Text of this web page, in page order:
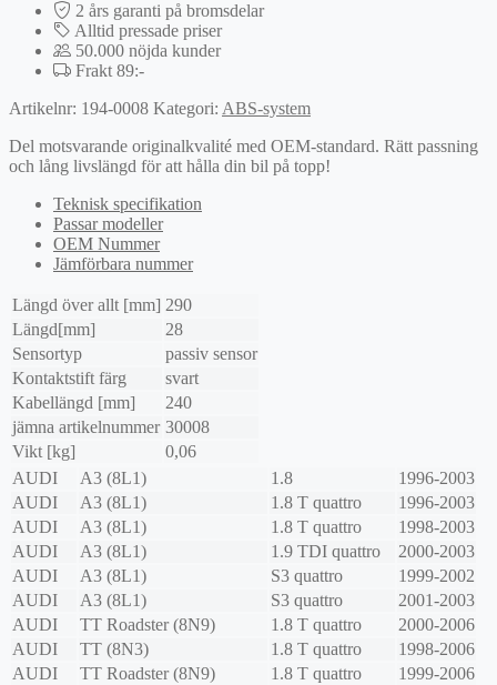
2 års garanti på bromsdelar
Alltid pressade priser
50.000 nöjda kunder
Frakt 89:-
Artikelnr: 194-0008 Kategori: ABS-system
Del motsvarande originalkvalité med OEM-standard. Rätt passning
och lång livslängd för att hålla din bil på topp!
Teknisk specifikation
Passar modeller
OEM Nummer
Jämförbara nummer
Längd över allt [mm] 290
Längd[mm]
28
Sensortyp
passiv sensor
Kontaktstift färg
svart
Kabellängd [mm]
240
jämna artikelnummer 30008
Vikt [kg]
0,06
AUDI
A3 (8L1) 1.8
1996-2003
AUDI
A3 (8L1) 1.8 T quattro
1996-2003
AUDI
A3 (8L1) 1.8 T quattro
1998-2003
AUDI
A3 (8L1) 1.9 TDI quattro
2000-2003
AUDI
A3 (8L1) S3 quattro
1999-2002
AUDI
A3 (8L1) S3 quattro
2001-2003
AUDI
TT Roadster (8N9) 1.8 T quattro
2000-2006
AUDI
TT (8N3) 1.8 T quattro
1998-2006
AUDI
TT Roadster (8N9) 1.8 T quattro
1999-2006